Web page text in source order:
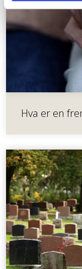
Hva er en